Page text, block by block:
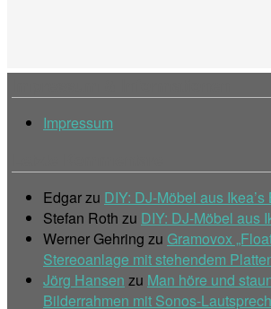
Impressum
Edgarzu DIY: DJ-Möbel aus
Stefan Roth zu DIY: DJ-Möbel aus
Werner Gehring zu Gramovox
Stereoanlage mit stehendem
Jörg Hansen zu Man höre und
Bilderrahmen mit Sonos-